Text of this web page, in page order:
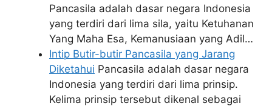
Pancasila adalah dasar negara Indonesia
yang terdiri dari lima sila, yaitu Ketuhanan
Yang Maha Esa, Kemanusiaan yang Adil…
Intip Butir-butir Pancasila yang Jarang
Diketahui Pancasila adalah dasar negara
Indonesia yang terdiri dari lima prinsip.
Kelima prinsip tersebut dikenal sebagai